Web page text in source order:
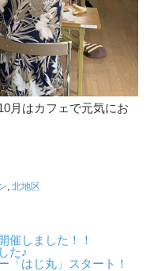
月はカフェで元気にお
北地区
しました！！
た♪
「はじ丸」スタート！